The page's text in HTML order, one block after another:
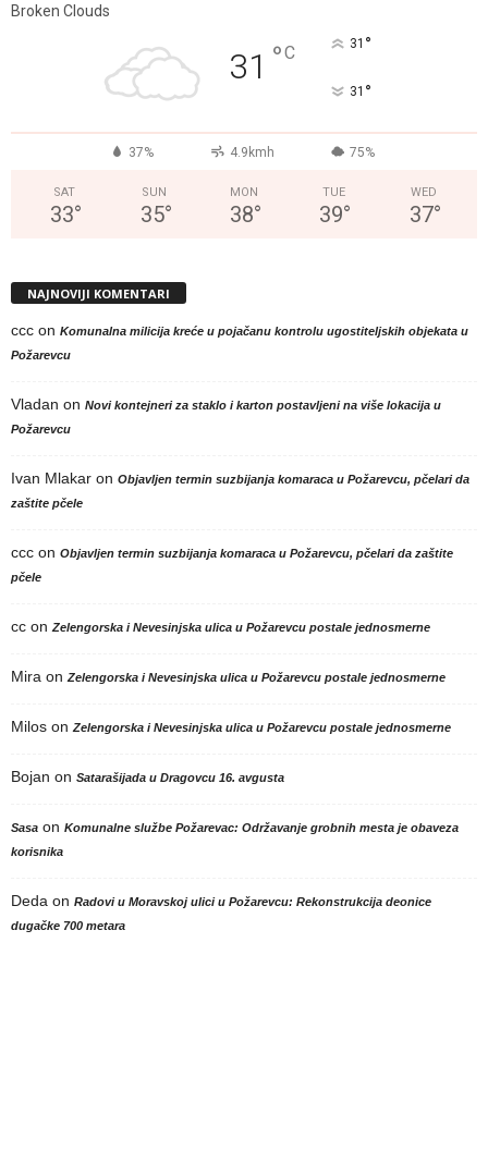
Broken Clouds
31 °C 31 °
31 °
37% 4.9kmh 75%
SAT
33°
SUN
35°
MON
38°
TUE
39°
WED
37°
NAJNOVIJI KOMENTARI
ccc on Komunalna milicija kreće u pojačanu kontrolu ugostiteljskih objekata u
Požarevcu
Vladan on Novi kontejneri za staklo i karton postavljeni na više lokacija u
Požarevcu
Ivan Mlakar on Objavljen termin suzbijanja komaraca u Požarevcu, pčelari da
zaštite pčele
ccc on Objavljen termin suzbijanja komaraca u Požarevcu, pčelari da zaštite
pčele
cc on Zelengorska i Nevesinjska ulica u Požarevcu postale jednosmerne
Mira on Zelengorska i Nevesinjska ulica u Požarevcu postale jednosmerne
Milos on Zelengorska i Nevesinjska ulica u Požarevcu postale jednosmerne
Bojan on Satarašijada u Dragovcu 16. avgusta
Sasa on Komunalne službe Požarevac: Održavanje grobnih mesta je obaveza
korisnika
Deda on Radovi u Moravskoj ulici u Požarevcu: Rekonstrukcija deonice
dugačke 700 metara